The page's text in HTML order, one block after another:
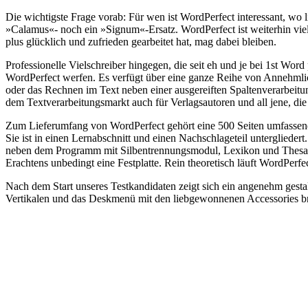
Die wichtigste Frage vorab: Für wen ist WordPerfect interessant, wo
»Calamus«- noch ein »Signum«-Ersatz. WordPerfect ist weiterhin
plus glücklich und zufrieden gearbeitet hat, mag dabei bleiben.
Professionelle Vielschreiber hingegen, die seit eh und je bei 1st
WordPerfect werfen. Es verfügt über eine ganze Reihe von
oder das Rechnen im Text neben einer ausgereiften
dem Textverarbeitungsmarkt auch für Verlagsautoren und all jene,
Zum Lieferumfang von WordPerfect gehört eine 500 Seiten
Sie ist in einen Lernabschnitt und einen Nachschlageteil
neben dem Programm mit Silbentrennungsmodul, Lexikon und
Erachtens unbedingt eine Festplatte. Rein theoretisch läuft
Nach dem Start unseres Testkandidaten zeigt sich ein angenehm
Vertikalen und das Deskmenü mit den liebgewonnenen